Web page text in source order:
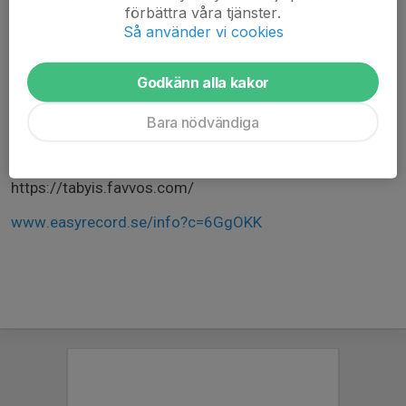
FUNKTIONÄRER BEHÖVS
Vi måste få med oss funktionärer till varje deltävling.
Alla vårdnadshavare behöver hjälpa till som funktionärer
varje år, passa på att göra det på den roliga
Stockholmskampen!
https://tabyis.favvos.com/
www.easyrecord.se/info?c=6GgOKK
förbättra våra tjänster.
Så använder vi cookies
Godkänn alla kakor
Bara nödvändiga